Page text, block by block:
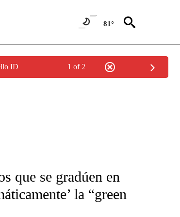
81°
ID 1 of 2
NEW PAGES ON "CNN-SPANISH".
que se gradúen en
la “green